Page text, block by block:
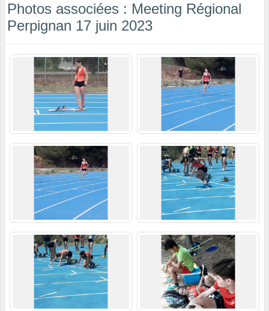
Photos associées : Meeting Régional
Perpignan 17 juin 2023